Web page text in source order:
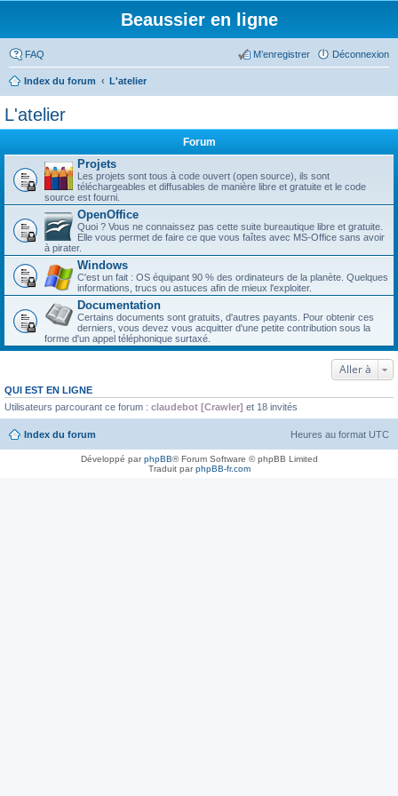
Beaussier en ligne
FAQ Déconnexion
M’enregistrer
Index du forum L'atelier
L'atelier
Forum
Projets
Les projets sont tous à code ouvert (open source), ils sont
téléchargeables et diffusables de manière libre et gratuite et le code
source est fourni.
OpenOffice
Quoi ? Vous ne connaissez pas cette suite bureautique libre et gratuite.
Elle vous permet de faire ce que vous faîtes avec MS-Office sans avoir
à pirater.
Windows
C'est un fait : OS équipant 90 % des ordinateurs de la planète. Quelques
informations, trucs ou astuces afin de mieux l'exploiter.
Documentation
Certains documents sont gratuits, d'autres payants. Pour obtenir ces
derniers, vous devez vous acquitter d'une petite contribution sous la
forme d'un appel téléphonique surtaxé.
Aller à
QUI EST EN LIGNE
Utilisateurs parcourant ce forum : claudebot [Crawler] et 18 invités
Index du forum Heures au format UTC
Développé parphpBB® Forum Software © phpBB Limited
Traduit parphpBB-fr.com